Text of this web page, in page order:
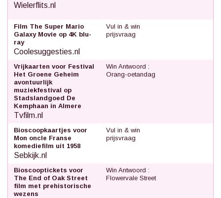
Wielerflits.nl
Film The Super Mario
Galaxy Movie op 4K blu-
ray
Coolesuggesties.nl
Vul in & win
prijsvraag
Vrijkaarten voor Festival
Het Groene Geheim
avontuurlijk
muziekfestival op
Stadslandgoed De
Kemphaan in Almere
Tvfilm.nl
Win Antwoord :
Orang-oetandag
Bioscoopkaartjes voor
Mon oncle Franse
komediefilm uit 1958
Sebkijk.nl
Vul in & win
prijsvraag
Bioscooptickets voor
The End of Oak Street
film met prehistorische
wezens
Win Antwoord :
Flowervale Street